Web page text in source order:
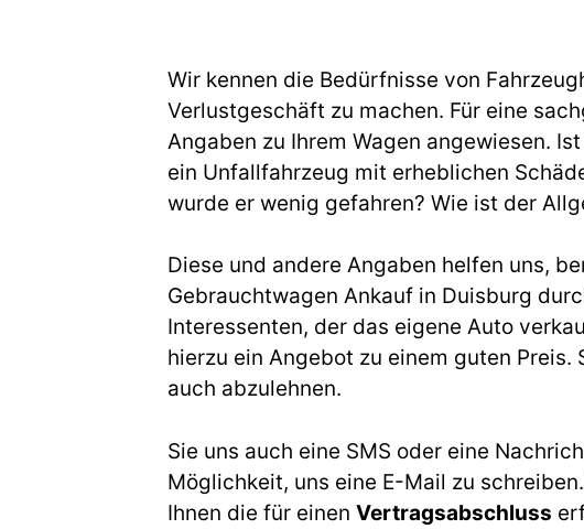
Wir kennen die Bedürfnisse von
Verlustgeschäft zu machen. Für eine
Angaben zu Ihrem Wagen angewiesen.
ein Unfallfahrzeug mit erheblichen
wurde er wenig gefahren? Wie ist der
Diese und andere Angaben helfen uns,
Gebrauchtwagen Ankauf in Duisburg
Interessenten, der das eigene Auto
hierzu ein Angebot zu einem guten
auch abzulehnen.
Sie uns auch eine SMS oder eine
Möglichkeit, uns eine E-Mail zu
Ihnen die für einen Vertragsabschluss